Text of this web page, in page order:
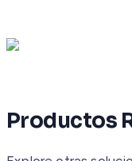
Productos